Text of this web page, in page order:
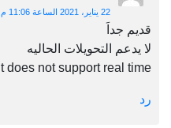
22 يناير، 2021 الساعة 11:06 م
قديم جداَ
لا يدعم التحويلات الحاليه
It does not support real time
رد